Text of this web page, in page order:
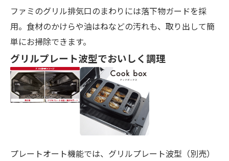
ファミのグリル排気口のまわりには落下物ガードを採
用。食材のかけらや油はねなどの汚れも、取り出して簡
単にお掃除できます。
グリルプレート波型でおいしく調理
プレートオート機能では、グリルプレート波型（別売）